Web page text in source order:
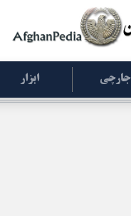
جارچی ابزار